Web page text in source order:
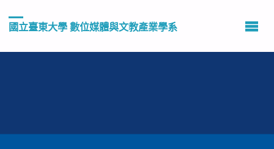
國立臺東大學 數位媒體與文教產業學系